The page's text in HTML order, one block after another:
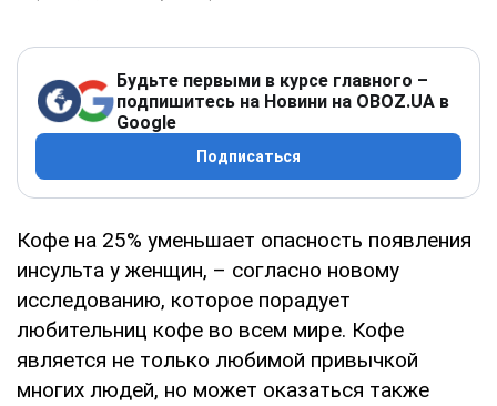
Будьте первыми в курсе главного –
подпишитесь на Новини на OBOZ.UA в
Google
Подписаться
Кофе на 25% уменьшает опасность появления
инсульта у женщин, – согласно новому
исследованию, которое порадует
любительниц кофе во всем мире. Кофе
является не только любимой привычкой
многих людей, но может оказаться также